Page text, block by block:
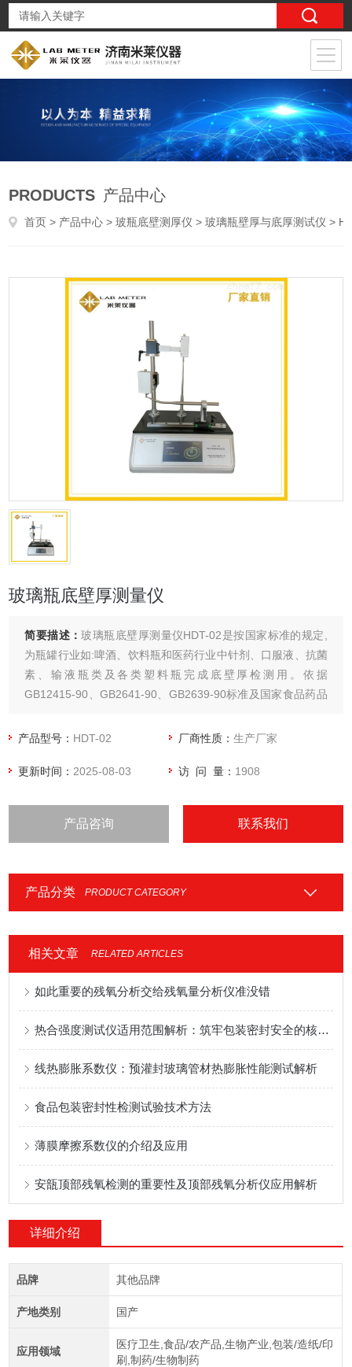
PRODUCTS 产品中心
首页 > 产品中心 >玻瓶底壁测厚仪 >玻璃瓶壁厚与底厚测试仪 > HDT-02玻璃瓶底壁厚测量仪
玻璃瓶底壁厚测量仪
简要描述：玻璃瓶底壁厚测量仪HDT-02是按国家标准的规定,
为瓶罐行业如:啤酒、饮料瓶和医药行业中针剂、口服液、抗菌
素、输液瓶类及各类塑料瓶完成底壁厚检测用。依据
GB12415-90、GB2641-90、GB2639-90标准及国家食品药品
产品型号： HDT-02 厂商性质：生产厂家
更新时间： 2025-08-03 访 问 量： 1908
产品咨询 联系我们
产品分类 PRODUCT CATEGORY
相关文章 RELATED ARTICLES
如此重要的残氧分析交给残氧量分析仪准没错
热合强度测试仪适用范围解析：筑牢包装密封安全的核心防线
线热膨胀系数仪：预灌封玻璃管材热膨胀性能测试解析
食品包装密封性检测试验技术方法
薄膜摩擦系数仪的介绍及应用
安瓿顶部残氧检测的重要性及顶部残氧分析仪应用解析
详细介绍
品牌 其他品牌
产地类别 国产
应用领域
医疗卫生,食品/农产品,生物产业,包装/造纸/印
刷,制药/生物制药